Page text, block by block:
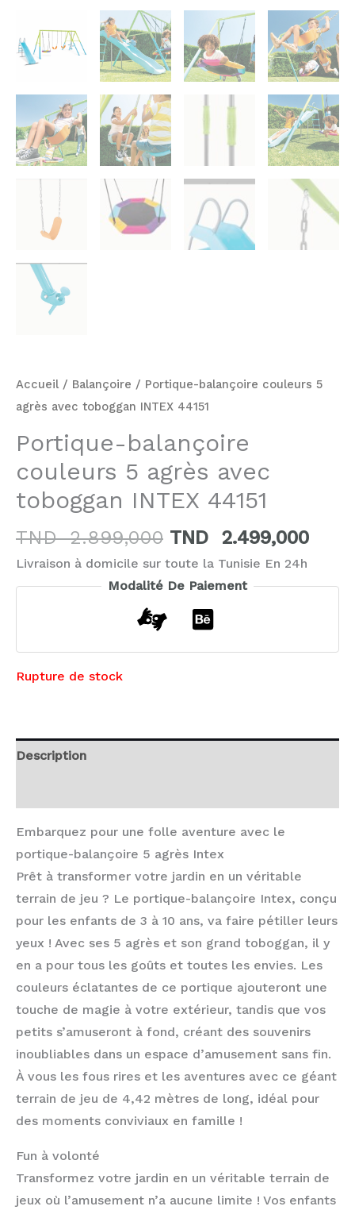
Accueil / Balançoire / Portique-balançoire couleurs 5
agrès avec toboggan INTEX 44151
Portique-balançoire
couleurs 5 agrès avec
toboggan INTEX 44151
TND2.899,000 TND 2.499,000
Livraison à domicile sur toute la Tunisie En 24h
Modalité De Paiement
Rupture de stock
Description
Embarquez pour une folle aventure avec le
portique-balançoire 5 agrès Intex
Prêt à transformer votre jardin en un véritable
terrain de jeu ? Le portique-balançoire Intex, conçu
pour les enfants de 3 à 10 ans, va faire pétiller leurs
yeux ! Avec ses 5 agrès et son grand toboggan, il y
en a pour tous les goûts et toutes les envies. Les
couleurs éclatantes de ce portique ajouteront une
touche de magie à votre extérieur, tandis que vos
petits s’amuseront à fond, créant des souvenirs
inoubliables dans un espace d’amusement sans fin.
À vous les fous rires et les aventures avec ce géant
terrain de jeu de 4,42 mètres de long, idéal pour
des moments conviviaux en famille !
Fun à volonté
Transformez votre jardin en un véritable terrain de
jeux où l’amusement n’a aucune limite ! Vos enfants